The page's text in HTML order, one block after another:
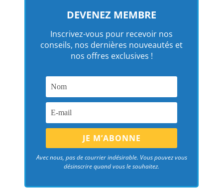
DEVENEZ MEMBRE
Inscrivez-vous pour recevoir nos
conseils, nos dernières nouveautés et
nos offres exclusives !
Avec nous, pas de courrier indésirable. Vous pouvez vous
désinscrire quand vous le souhaitez.